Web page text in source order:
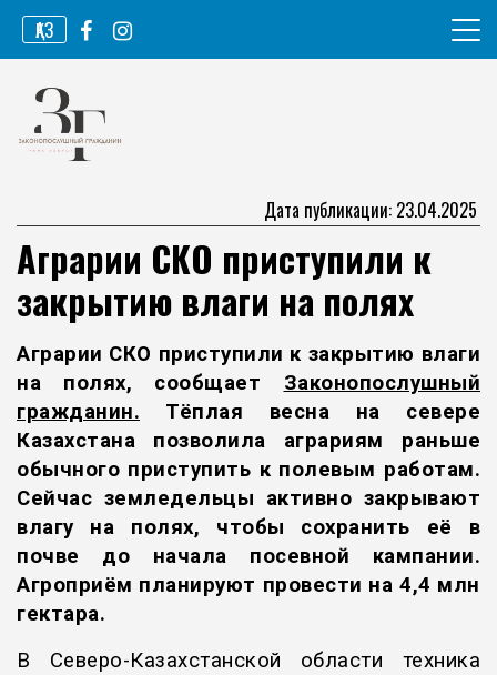
Перейти
содержимому
ҚАЗ
Законопослушный гражданин
Дата публикации: 23.04.2025
Аграрии СКО приступили к
закрытию влаги на полях
Аграрии СКО приступили к закрытию влаги
на полях, сообщает Законопослушный
гражданин.
Тёплая весна на севере
Казахстана позволила аграриям раньше
обычного приступить к полевым работам.
Сейчас земледельцы активно закрывают
влагу на полях, чтобы сохранить её в
почве до начала посевной кампании.
Агроприём планируют провести на 4,4 млн
гектара.
В Северо-Казахстанской области техника